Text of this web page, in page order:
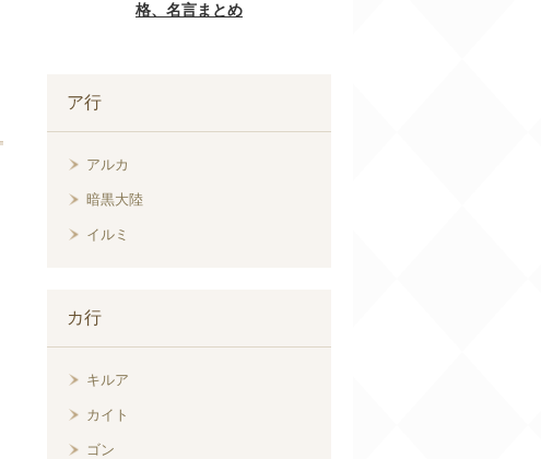
格、名言まとめ
ア行
アルカ
暗黒大陸
イルミ
カ行
キルア
カイト
ゴン